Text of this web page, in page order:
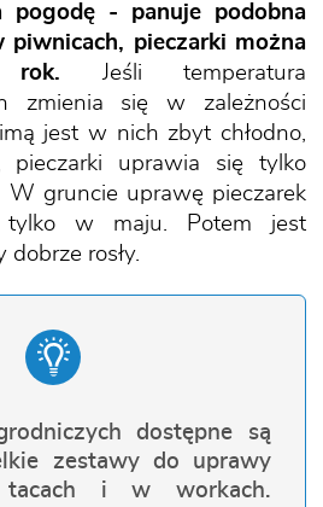
- panuje podobna
piwnicach, pieczarki można
rok. Jeśli temperatura
zmienia się w zależności
jest w nich zbyt chłodno,
pieczarki uprawia się tylko
W gruncie uprawę pieczarek
tylko w maju. Potem jest
dobrze rosły.
dostępne są
zestawy do uprawy
tacach i w workach.